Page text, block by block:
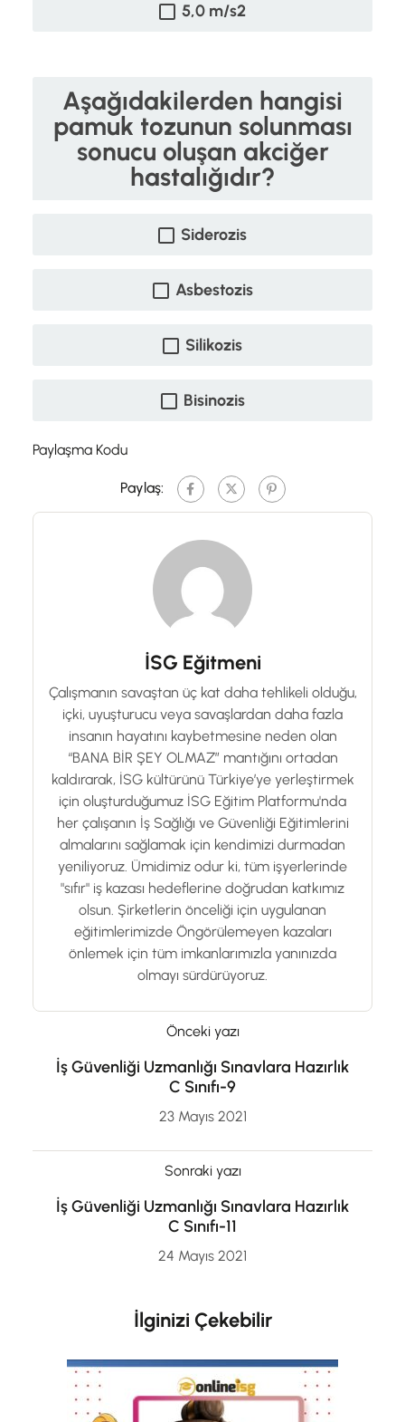
5,0 m/s2
Aşağıdakilerden hangisi
pamuk tozunun solunması
sonucu oluşan akciğer
hastalığıdır?
Siderozis
Asbestozis
Silikozis
Bisinozis
Paylaşma Kodu
Paylaş:
İSG Eğitmeni
Çalışmanın savaştan üç kat daha tehlikeli olduğu,
içki, uyuşturucu veya savaşlardan daha fazla
insanın hayatını kaybetmesine neden olan
“BANA BİR ŞEY OLMAZ” mantığını ortadan
kaldırarak, İSG kültürünü Türkiye’ye yerleştirmek
için oluşturduğumuz İSG Eğitim Platformu'nda
her çalışanın İş Sağlığı ve Güvenliği Eğitimlerini
almalarını sağlamak için kendimizi durmadan
yeniliyoruz. Ümidimiz odur ki, tüm işyerlerinde
"sıfır" iş kazası hedeflerine doğrudan katkımız
olsun. Şirketlerin önceliği için uygulanan
eğitimlerimizde Öngörülemeyen kazaları
önlemek için tüm imkanlarımızla yanınızda
olmayı sürdürüyoruz.
Önceki yazı
İş Güvenliği Uzmanlığı Sınavlara Hazırlık
C Sınıfı-9
23 Mayıs 2021
Sonraki yazı
İş Güvenliği Uzmanlığı Sınavlara Hazırlık
C Sınıfı-11
24 Mayıs 2021
İlginizi Çekebilir